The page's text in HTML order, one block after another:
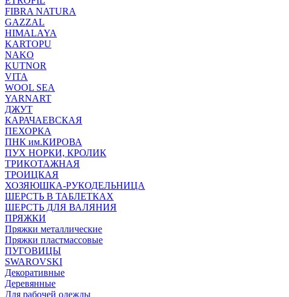
FIBRA NATURA
GAZZAL
HIMALAYA
KARTOPU
NAKO
KUTNOR
VITA
WOOL SEA
YARNART
ДЖУТ
КАРАЧАЕВСКАЯ
ПЕХОРКА
ПНК им.КИРОВА
ПУХ НОРКИ, КРОЛИК
ТРИКОТАЖНАЯ
ТРОИЦКАЯ
ХОЗЯЮШКА-РУКОДЕЛЬНИЦА
ШЕРСТЬ В ТАБЛЕТКАХ
ШЕРСТЬ ДЛЯ ВАЛЯНИЯ
ПРЯЖКИ
Пряжки металлические
Пряжки пластмассовые
ПУГОВИЦЫ
SWAROVSKI
Декоративные
Деревянные
Для рабочей одежды